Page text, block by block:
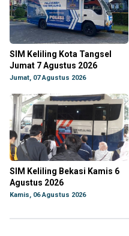
SIM Keliling Kota Tangsel
Jumat 7 Agustus 2026
Jumat, 07 Agustus 2026
SIM Keliling Bekasi Kamis 6
Agustus 2026
Kamis, 06 Agustus 2026